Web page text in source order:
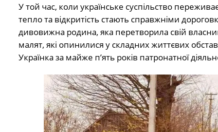
У той час, коли українське суспільство
тепло та відкритість стають справжніми
дивовижна родина, яка перетворила свій
малят, які опинилися у складних життєвих
Українка за майже п’ять років патронатної